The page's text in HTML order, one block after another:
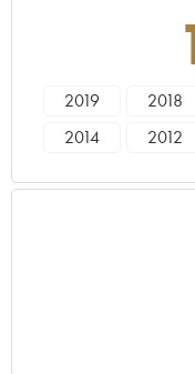
2019 2018
2014
2012